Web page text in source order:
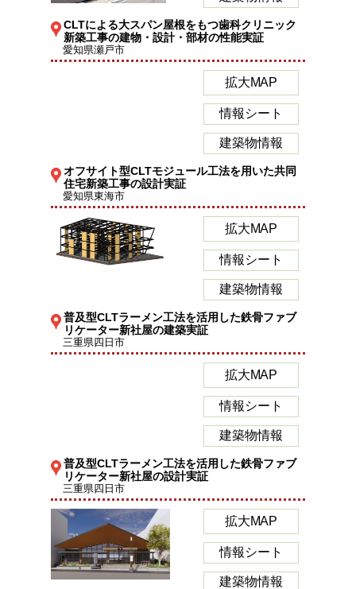
CLTによる大スパン屋根をもつ歯科クリニック
新築工事の建物・設計・部材の性能実証
愛知県瀬戸市
拡大MAP
情報シート
建築物情報
オフサイト型CLTモジュール工法を用いた共同
住宅新築工事の設計実証
愛知県東海市
拡大MAP
情報シート
建築物情報
普及型CLTラーメン工法を活用した鉄骨ファブ
リケーター新社屋の建築実証
三重県四日市
拡大MAP
情報シート
建築物情報
普及型CLTラーメン工法を活用した鉄骨ファブ
リケーター新社屋の設計実証
三重県四日市
拡大MAP
情報シート
建築物情報